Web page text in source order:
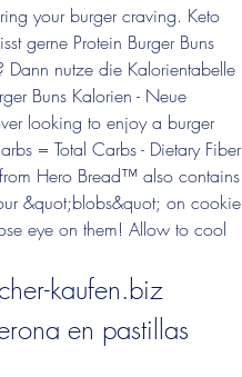
gerne Protein Burger Buns
Dann nutze die Kalorientabelle
Buns Kalorien - Neue
looking to enjoy a burger
= Total Carbs - Dietary Fiber
Hero Bread™ also contains
&quot;blobs&quot; on cookie
eye on them! Allow to cool
kaufen.biz
en pastillas